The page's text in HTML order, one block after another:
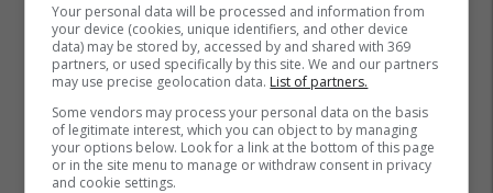
Your personal data will be processed and information from
your device (cookies, unique identifiers, and other device
data) may be stored by, accessed by and shared with 369
partners, or used specifically by this site. We and our partners
may use precise geolocation data. List of partners.
Some vendors may process your personal data on the basis
of legitimate interest, which you can object to by managing
your options below. Look for a link at the bottom of this page
or in the site menu to manage or withdraw consent in privacy
and cookie settings.